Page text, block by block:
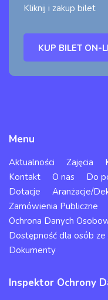
Kliknij i zakup bilet
KUP BILET ON-
Menu
Aktualności Zajęcia
Kontakt
O nas Do
Dotacje
Aranżacje/
Zamówienia Publiczne
Ochrona Danych
Dostępność dla osób
Dokumenty
Inspektor Ochrony